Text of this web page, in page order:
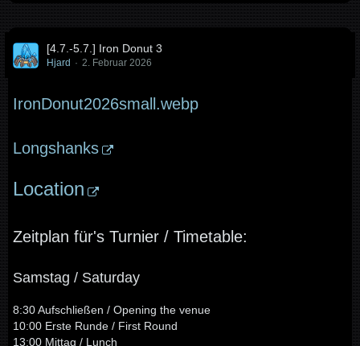
[4.7.-5.7.] Iron Donut 3
Hjard 2. Februar 2026
IronDonut2026small.webp
Longshanks
Location
Zeitplan für's Turnier / Timetable:
Samstag / Saturday
8:30 Aufschließen / Opening the venue
10:00 Erste Runde / First Round
13:00 Mittag / Lunch